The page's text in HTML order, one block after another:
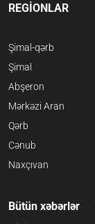
REGİONLAR
Şimal-qərb
Şimal
Abşeron
Mərkəzi Aran
Qərb
Cənub
Naxçıvan
Bütün xəbərlər